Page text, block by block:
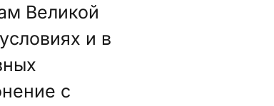
Великой
и в
с